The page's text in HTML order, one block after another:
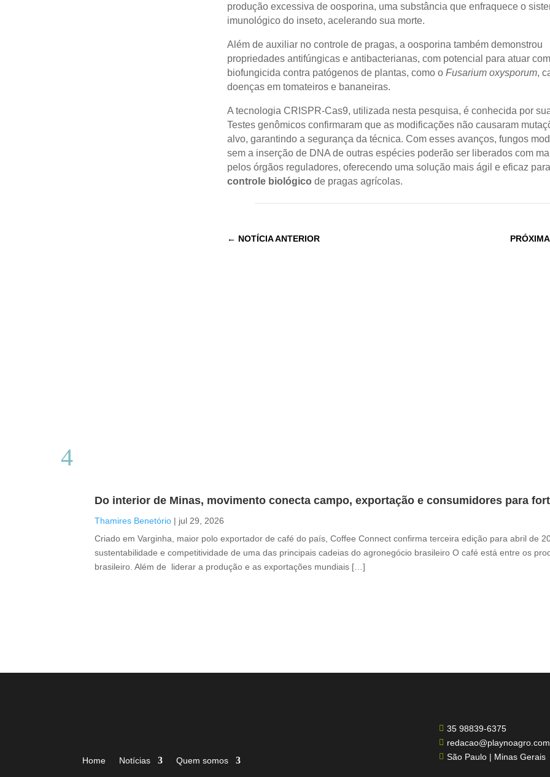
produção excessiva de oosporina, uma substância que enfraquece o
imunológico do inseto, acelerando sua morte.
Além de auxiliar no controle de pragas, a oosporina também demonstrou
propriedades antifúngicas e antibacterianas, com potencial para atuar
biofungicida contra patógenos de plantas, como o Fusarium oxysporum,
doenças em tomateiros e bananeiras.
A tecnologia CRISPR-Cas9, utilizada nesta pesquisa, é conhecida por
Testes genômicos confirmaram que as modificações não causaram
alvo, garantindo a segurança da técnica. Com esses avanços, fungos
sem a inserção de DNA de outras espécies poderão ser liberados com
pelos órgãos reguladores, oferecendo uma solução mais ágil e eficaz
controle biológico de pragas agrícolas.
← NOTÍCIA ANTERIOR
Do interior de Minas, movimento conecta campo, exportação e consumidores para
Thamires Benetório | jul 29, 2026
Criado em Varginha, maior polo exportador de café do país, Coffee Connect confirma terceira edição para abril de
sustentabilidade e competitividade de uma das principais cadeias do agronegócio brasileiro O café está entre os
brasileiro. Além de liderar a produção e as exportações mundiais […]
Home Notícias Quem somos
 35 98839-6375

 São Paulo | Minas Gerais